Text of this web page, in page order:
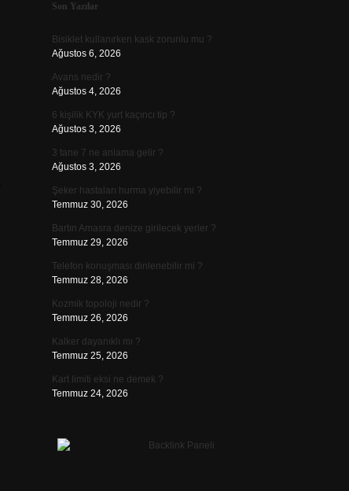
Sidebar
Son Yazılar
Bisiklet kullanırken kask zorunlu mu ?
Ağustos 6, 2026
Avans nedir ?
Ağustos 4, 2026
6 kişilik KYK yurt kaçıncı tip ?
Ağustos 3, 2026
3 tane 7 ne anlama gelir ?
Ağustos 3, 2026
Şeker hastaları hurma yiyebilir mi ?
Temmuz 30, 2026
Bartın Amasra denize girilecek yerler ?
Temmuz 29, 2026
Telefon konuşması dinlenebilir mi ?
Temmuz 28, 2026
Kozmik topoloji nedir ?
Temmuz 26, 2026
Kalker dayanıklı mı ?
Temmuz 25, 2026
Kart limiti eksi ne demek ?
Temmuz 24, 2026